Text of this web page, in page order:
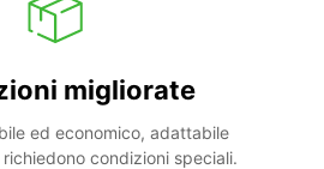
migliorate
ed economico, adattabile
condizioni speciali.